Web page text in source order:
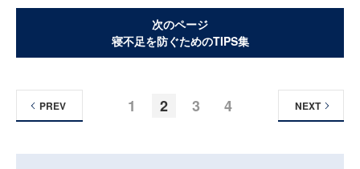
次のページ
寝不足を防ぐためのTIPS集
1 2 3 4
PREV NEXT